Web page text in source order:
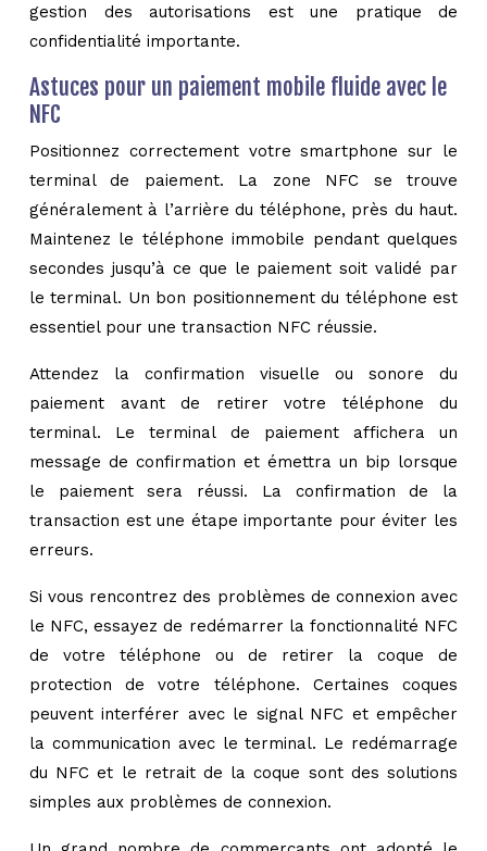
gestion des autorisations est une pratique de
confidentialité importante.
Astuces pour un paiement mobile fluide avec le
NFC
Positionnez correctement votre smartphone sur le
terminal de paiement. La zone NFC se trouve
généralement à l’arrière du téléphone, près du haut.
Maintenez le téléphone immobile pendant quelques
secondes jusqu’à ce que le paiement soit validé par
le terminal. Un bon positionnement du téléphone est
essentiel pour une transaction NFC réussie.
Attendez la confirmation visuelle ou sonore du
paiement avant de retirer votre téléphone du
terminal. Le terminal de paiement affichera un
message de confirmation et émettra un bip lorsque
le paiement sera réussi. La confirmation de la
transaction est une étape importante pour éviter les
erreurs.
Si vous rencontrez des problèmes de connexion avec
le NFC, essayez de redémarrer la fonctionnalité NFC
de votre téléphone ou de retirer la coque de
protection de votre téléphone. Certaines coques
peuvent interférer avec le signal NFC et empêcher
la communication avec le terminal. Le redémarrage
du NFC et le retrait de la coque sont des solutions
simples aux problèmes de connexion.